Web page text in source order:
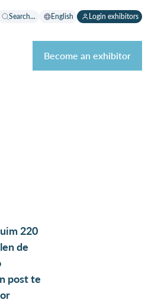
Search... English Login exhibitors
Become an exhibitor
220
de
post te